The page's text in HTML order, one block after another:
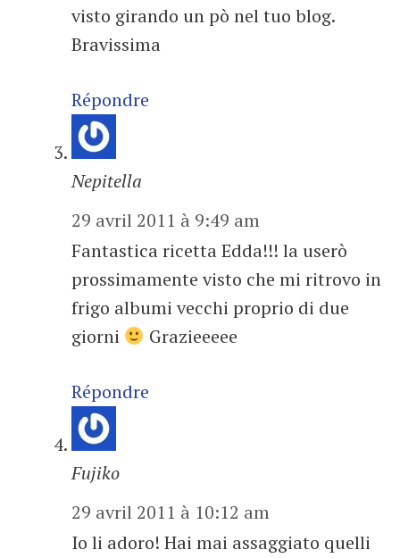
visto girando un pò nel tuo blog.
Bravissima
Répondre
Nepitella
29 avril 2011 à 9:49 am
Fantastica ricetta Edda!!! la userò
prossimamente visto che mi ritrovo in
frigo albumi vecchi proprio di due
giorni
Grazieeeee
Répondre
Fujiko
29 avril 2011 à 10:12 am
Io li adoro! Hai mai assaggiato quelli